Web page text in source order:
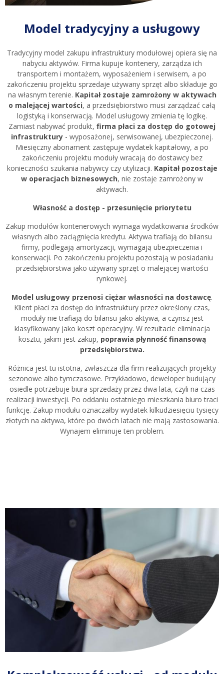
Model tradycyjny a usługowy
Tradycyjny model zakupu infrastruktury modułowej opiera się na
nabyciu aktywów. Firma kupuje kontenery, zarządza ich
transportem i montażem, wyposażeniem i serwisem, a po
zakończeniu projektu sprzedaje używany sprzęt albo składuje go
na własnym terenie. Kapitał zostaje zamrożony w aktywach
o malejącej wartości, a przedsiębiorstwo musi zarządzać całą
logistyką i konserwacją. Model usługowy zmienia tę logikę.
Zamiast nabywać produkt, firma płaci za dostęp do gotowej
infrastruktury - wyposażonej, serwisowanej, ubezpieczonej.
Miesięczny abonament zastępuje wydatek kapitałowy, a po
zakończeniu projektu moduły wracają do dostawcy bez
konieczności szukania nabywcy czy utylizacji. Kapitał pozostaje
w operacjach biznesowych, nie zostaje zamrożony w
aktywach.
Własność a dostęp - przesunięcie priorytetu
Zakup modułów kontenerowych wymaga wydatkowania środków
własnych albo zaciągnięcia kredytu. Aktywa trafiają do bilansu
firmy, podlegają amortyzacji, wymagają ubezpieczenia i
konserwacji. Po zakończeniu projektu pozostają w posiadaniu
przedsiębiorstwa jako używany sprzęt o malejącej wartości
rynkowej.
Model usługowy przenosi ciężar własności na dostawcę.
Klient płaci za dostęp do infrastruktury przez określony czas,
moduły nie trafiają do bilansu jako aktywa, a czynsz jest
klasyfikowany jako koszt operacyjny. W rezultacie eliminacja
kosztu, jakim jest zakup, poprawia płynność finansową
przedsiębiorstwa.
Różnica jest tu istotna, zwłaszcza dla firm realizujących projekty
sezonowe albo tymczasowe. Przykładowo, deweloper budujący
osiedle potrzebuje biura sprzedaży przez dwa lata, czyli na czas
realizacji inwestycji. Po oddaniu ostatniego mieszkania biuro traci
funkcję. Zakup modułu oznaczałby wydatek kilkudziesięciu tysięcy
złotych na aktywa, które po dwóch latach nie mają zastosowania.
Wynajem eliminuje ten problem.